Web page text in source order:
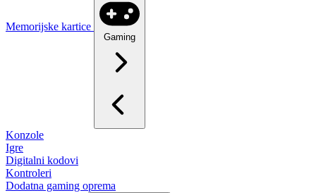
Memorijske kartice
Gaming
Konzole
Igre
Digitalni kodovi
Kontroleri
Dodatna gaming oprema